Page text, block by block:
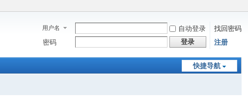
用户名 自动登录
找回密码
密码
登录 注册
快捷导航